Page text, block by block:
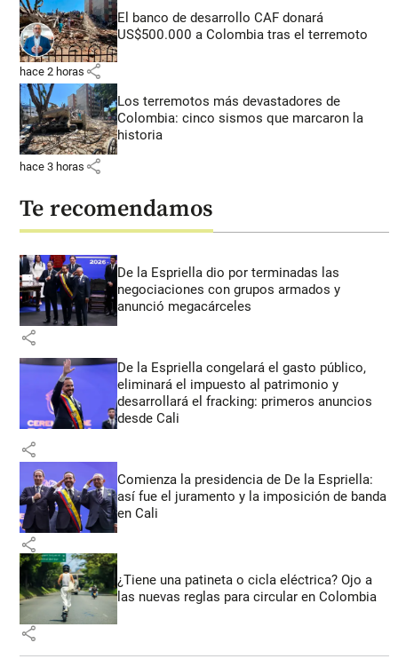
El banco de desarrollo CAF donará
US$500.000 a Colombia tras el terremoto
hace 2 horas share
Los terremotos más devastadores de
Colombia: cinco sismos que marcaron la
historia
hace 3 horas share
Te recomendamos
De la Espriella dio por terminadas las
negociaciones con grupos armados y
anunció megacárceles
share
De la Espriella congelará el gasto público,
eliminará el impuesto al patrimonio y
desarrollará el fracking: primeros anuncios
desde Cali
share
Comienza la presidencia de De la Espriella:
así fue el juramento y la imposición de banda
en Cali
share
¿Tiene una patineta o cicla eléctrica? Ojo a
las nuevas reglas para circular en Colombia
share